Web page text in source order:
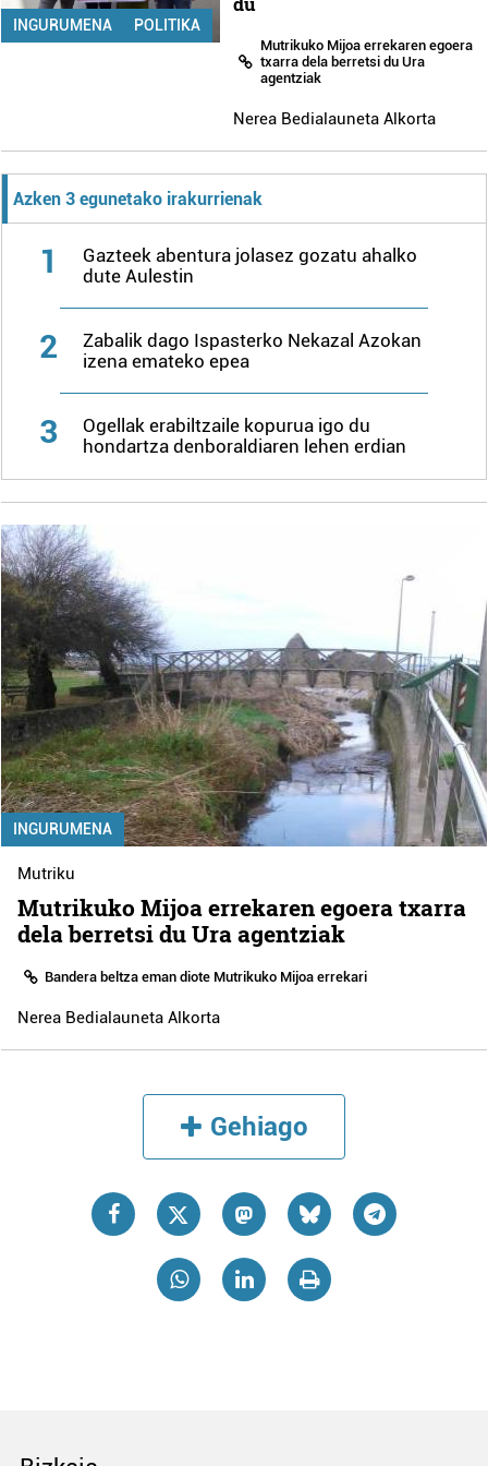
INGURUMENA POLITIKA
Mutrikuko Mijoa errekaren egoera
txarra dela berretsi du Ura
agentziak
Nerea Bedialauneta Alkorta
Azken 3 egunetako irakurrienak
1
Gazteek abentura jolasez gozatu ahalko
dute Aulestin
2
Zabalik dago Ispasterko Nekazal Azokan
izena emateko epea
3
Ogellak erabiltzaile kopurua igo du
hondartza denboraldiaren lehen erdian
INGURUMENA
Mutriku
Mutrikuko Mijoa errekaren egoera txarra
dela berretsi du Ura agentziak
Bandera beltza eman diote Mutrikuko Mijoa errekari
Nerea Bedialauneta Alkorta
Gehiago